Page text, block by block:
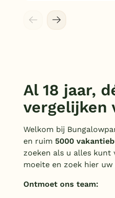
Al 18 jaar,
vergelijken
Welkom bij
en ruim 5000
zoeken als u alles kunt
moeite en zoek hier
Ontmoet ons team: